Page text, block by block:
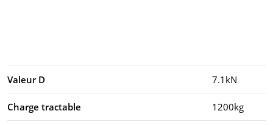
Valeur D 7.1kN
Charge tractable 1200kg